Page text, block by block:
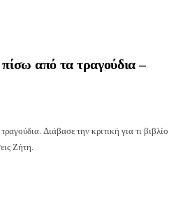
πίσω από τα τραγούδια –
Διάβασε την κριτική για τι βιβλίο
Ζήτη.